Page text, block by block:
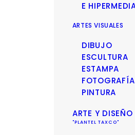
E
ARTES VISUALES
DIBUJO
ESCULTURA
ESTAMPA
FOTOGRAFÍA
PINTURA
ARTE Y DISEÑO